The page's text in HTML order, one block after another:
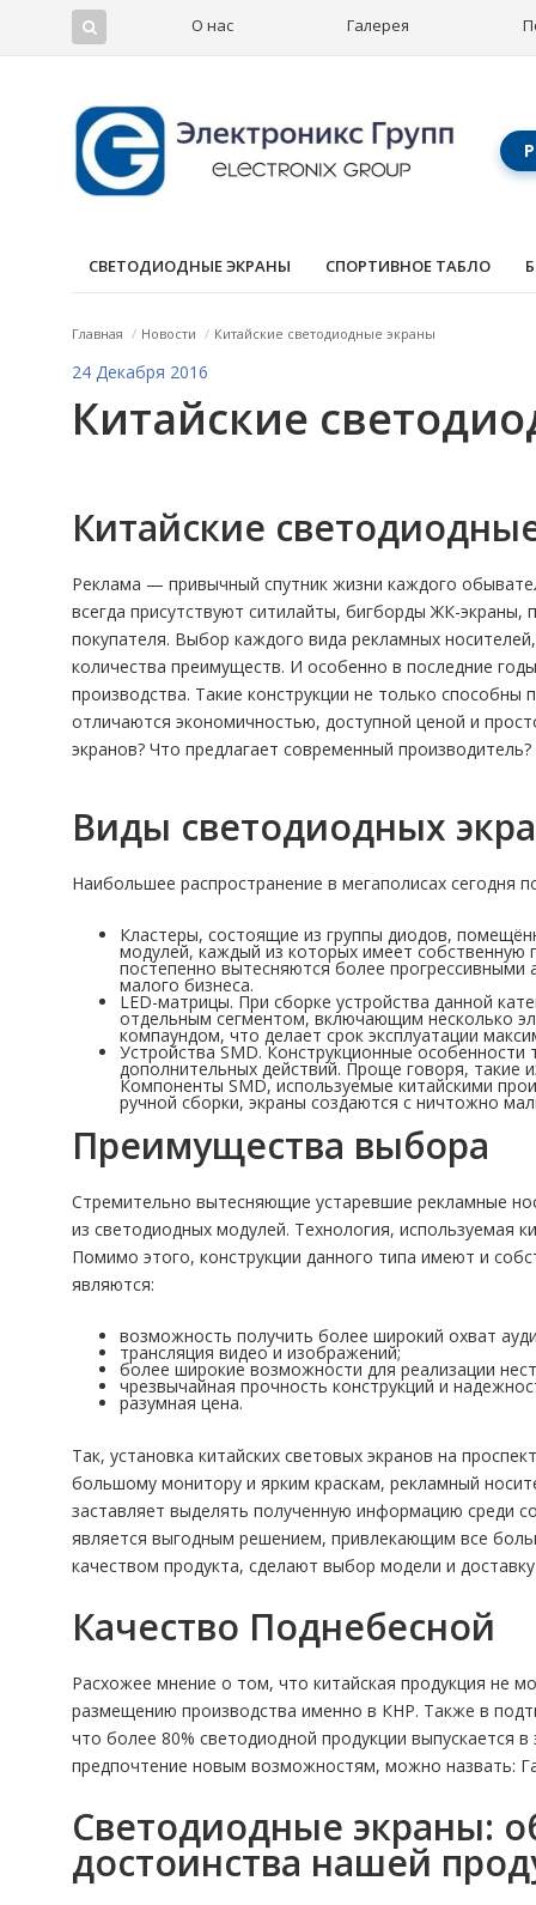
О нас Галерея
СВЕТОДИОДНЫЕ ЭКРАНЫ СПОРТИВНОЕ ТАБЛО
Главная / Новости / Китайские светодиодные экраны
24 Декабря 2016
Китайские
Китайские
Реклама — привычный спутник жизни каждого
всегда присутствуют ситилайты, бигборды ЖК-
покупателя. Выбор каждого вида рекламных
количества преимуществ. И особенно в последние
производства. Такие конструкции не только
отличаются экономичностью, доступной ценой и
экранов? Что предлагает современный
Виды светодиодных
Наибольшее распространение в мегаполисах сегодня
Кластеры, состоящие из группы диодов,
модулей, каждый из которых имеет собственную
постепенно вытесняются более
малого бизнеса.
LED-матрицы. При сборке устройства данной
отдельным сегментом, включающим несколько
компаундом, что делает срок эксплуатации
Устройства SMD. Конструкционные
дополнительных действий. Проще говоря, такие
Компоненты SMD, используемые китайскими
ручной сборки, экраны создаются с ничтожно
Преимущества выбора
Стремительно вытесняющие устаревшие рекламные
из светодиодных модулей. Технология, используемая
Помимо этого, конструкции данного типа имеют и
являются:
возможность получить более широкий охват
трансляция видео и изображений;
более широкие возможности для реализации
чрезвычайная прочность конструкций и
разумная цена.
Так, установка китайских световых экранов на
большому монитору и ярким краскам, рекламный
заставляет выделять полученную информацию среди
является выгодным решением, привлекающим все
качеством продукта, сделают выбор модели и
Качество Поднебесной
Расхожее мнение о том, что китайская продукция не
размещению производства именно в КНР. Также в
что более 80% светодиодной продукции выпускается
предпочтение новым возможностям, можно назвать:
Светодиодные экраны:
достоинства нашей